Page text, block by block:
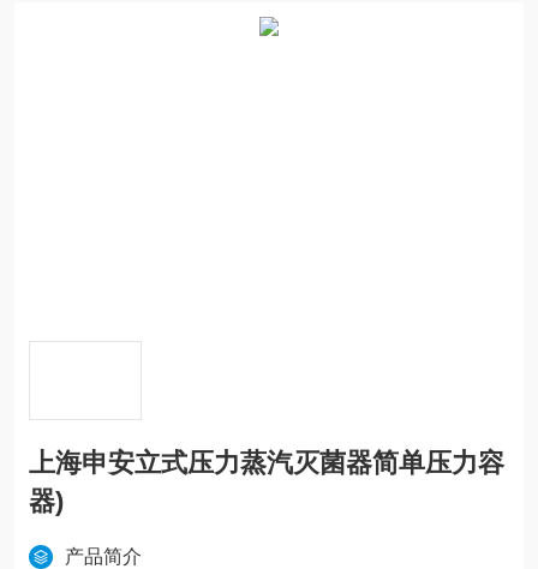
上海申安立式压力蒸汽灭菌器简单压力容
器)
产品简介